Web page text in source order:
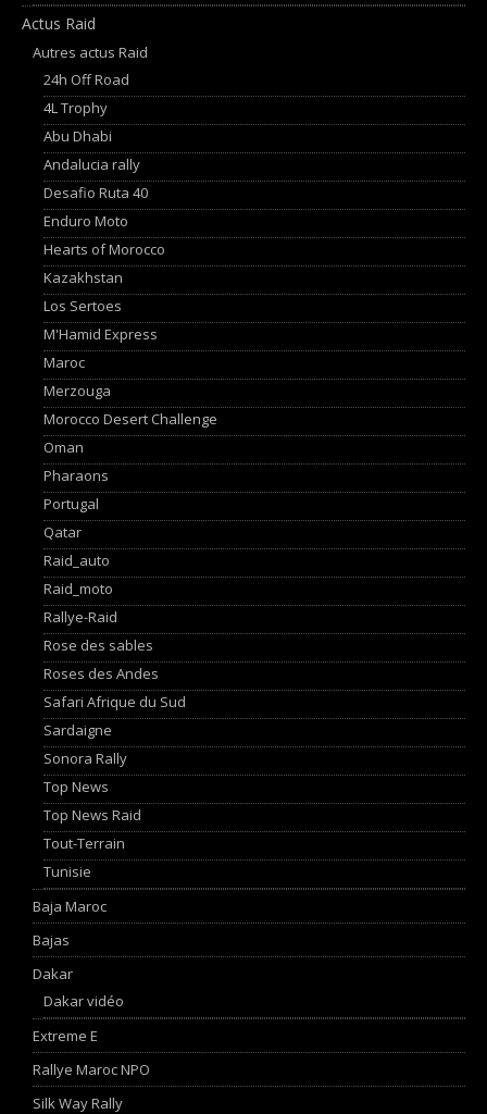
Actus Raid
Autres actus Raid
24h Off Road
4L Trophy
Abu Dhabi
Andalucia rally
Desafio Ruta 40
Enduro Moto
Hearts of Morocco
Kazakhstan
Los Sertoes
M'Hamid Express
Maroc
Merzouga
Morocco Desert Challenge
Oman
Pharaons
Portugal
Qatar
Raid_auto
Raid_moto
Rallye-Raid
Rose des sables
Roses des Andes
Safari Afrique du Sud
Sardaigne
Sonora Rally
Top News
Top News Raid
Tout-Terrain
Tunisie
Baja Maroc
Bajas
Dakar
Dakar vidéo
Extreme E
Rallye Maroc NPO
Silk Way Rally